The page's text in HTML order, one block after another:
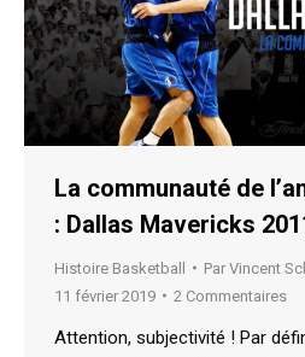
La communauté de
: Dallas Mavericks
Histoire Basketball Par Vincent
11 février 2019
2 Commentaires
Attention, subjectivité ! Par